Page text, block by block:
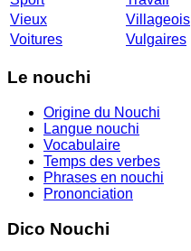
Vieux
Villageois
Voitures
Vulgaires
Le nouchi
Origine du Nouchi
Langue nouchi
Vocabulaire
Temps des verbes
Phrases en nouchi
Prononciation
Dico Nouchi